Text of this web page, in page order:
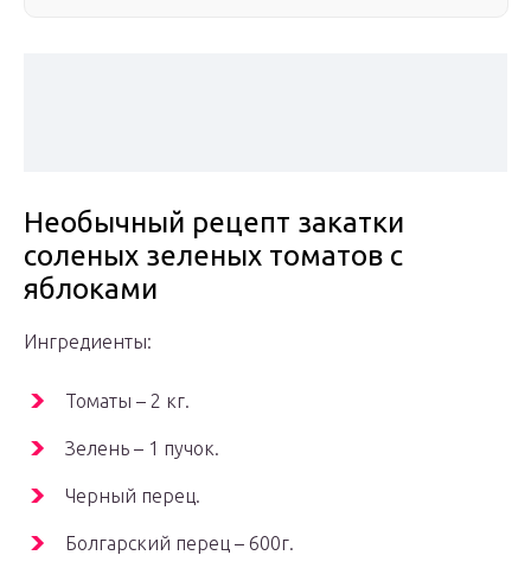
Необычный рецепт закатки
соленых зеленых томатов с
яблоками
Ингредиенты:
Томаты – 2 кг.
Зелень – 1 пучок.
Черный перец.
Болгарский перец – 600г.